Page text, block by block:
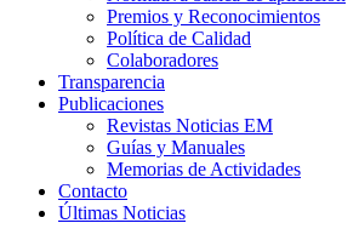
Premios y Reconocimientos
Política de Calidad
Colaboradores
Transparencia
Publicaciones
Revistas Noticias EM
Guías y Manuales
Memorias de Actividades
Contacto
Últimas Noticias